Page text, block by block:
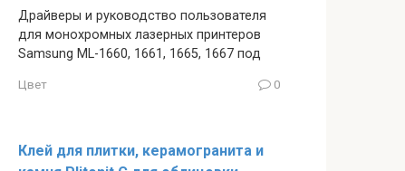
Драйверы и руководство пользователя
для монохромных лазерных принтеров
Samsung ML-1660, 1661, 1665, 1667 под
Цвет 0
Клей для плитки, керамогранита и